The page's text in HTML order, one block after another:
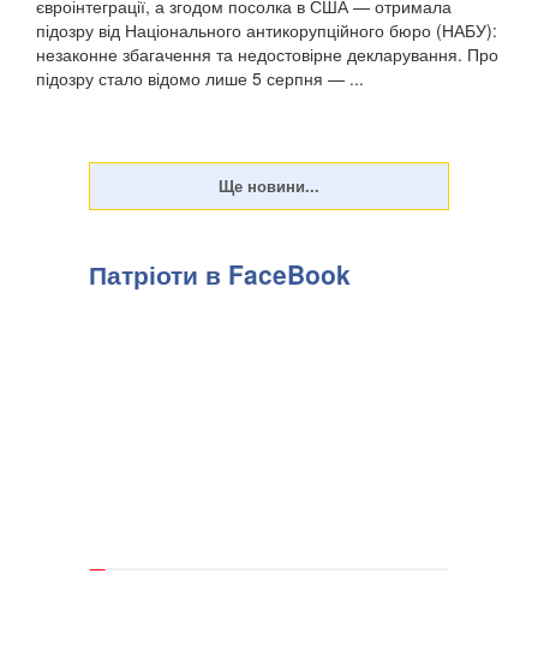
євроінтеграції, а згодом посолка в США — отримала
підозру від Національного антикорупційного бюро (НАБУ):
незаконне збагачення та недостовірне декларування. Про
підозру стало відомо лише 5 серпня — ...
Патріоти в FaceBook